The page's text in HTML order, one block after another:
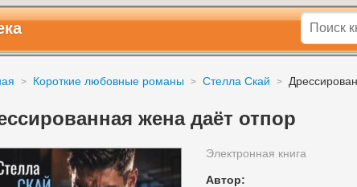
Короткие любовные романы Стелла Скай
жена даёт отпор
Электронная книга
Автор: